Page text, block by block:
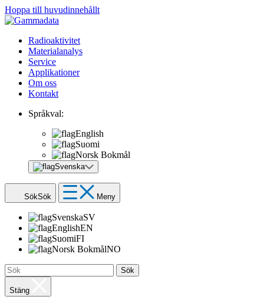
Hoppa till huvudinnehållt
Radioaktivitet
Materialanalys
Service
Applikationer
Om oss
Kontakt
Språkval:
English
Suomi
Norsk Bokmål
Svenska
SökSök Meny
SvenskaSV
EnglishEN
SuomiFI
Norsk BokmålNO
Sök
Stäng